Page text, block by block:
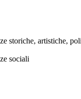
storiche, artistiche,
sociali